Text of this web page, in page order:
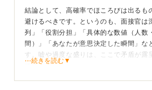
結論として、高確率でほころびは出るも
避けるべきです。というのも、面接官は
列」「役割分担」「具体的な数値（人数
間）」「あなたが意思決定した瞬間」な
す。嘘や過度な盛りは、ここで矛盾が露
です。
さらに、OB・OG訪問で同じサークル出
⋯続きを読む▼